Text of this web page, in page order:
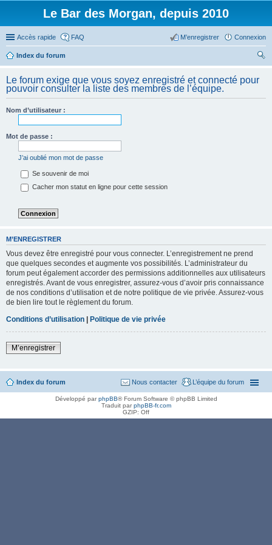
Le Bar des Morgan, depuis 2010
Accès rapide FAQ Connexion
M’enregistrer
Index du forum
her
ch
Le forum exige que vous soyez enregistré et connecté pour
pouvoir consulter la liste des membres de l’équipe.
Nom d’utilisateur :
Mot de passe :
J’ai oublié mon mot de passe
Se souvenir de moi
Cacher mon statut en ligne pour cette session
M’ENREGISTRER
Vous devez être enregistré pour vous connecter. L’enregistrement ne prend
que quelques secondes et augmente vos possibilités. L’administrateur du
forum peut également accorder des permissions additionnelles aux utilisateurs
enregistrés. Avant de vous enregistrer, assurez-vous d’avoir pris connaissance
de nos conditions d’utilisation et de notre politique de vie privée. Assurez-vous
de bien lire tout le règlement du forum.
Conditions d’utilisation | Politique de vie privée
M’enregistrer
Index du forum L’équipe du forum
Nous contacter
Développé parphpBB® Forum Software © phpBB Limited
Traduit parphpBB-fr.com
GZIP: Off